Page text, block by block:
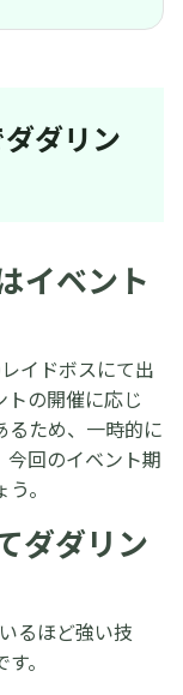
ダリン
イベント
イドボスにて出
の開催に応じ
るため、一時的に
回のイベント期
。
ダダリン
るほど強い技
。